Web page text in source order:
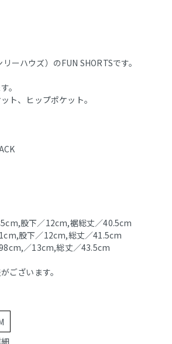
ーハウズ）のFUN SHORTSです。
。
ト、ヒップポケット。
股下／12cm,裾総丈／40.5cm
股下／12cm,総丈／41.5cm
／13cm,総丈／43.5cm
ございます。